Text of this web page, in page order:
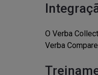
O Verba
Verba